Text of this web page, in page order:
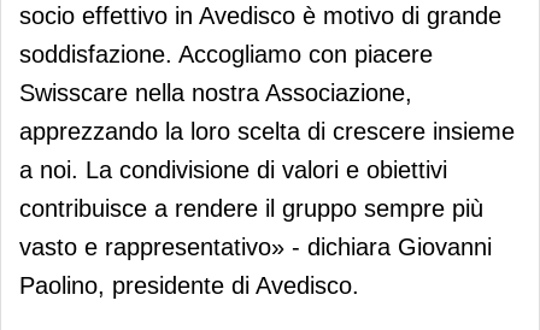
socio effettivo in Avedisco è motivo di grande
soddisfazione. Accogliamo con piacere
Swisscare nella nostra Associazione,
apprezzando la loro scelta di crescere insieme
a noi. La condivisione di valori e obiettivi
contribuisce a rendere il gruppo sempre più
vasto e rappresentativo» - dichiara Giovanni
Paolino, presidente di Avedisco.